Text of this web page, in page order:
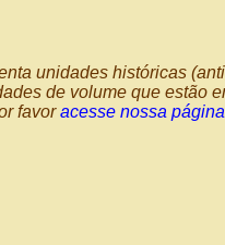
unidades históricas
de volume que estão
favoracesse nossa